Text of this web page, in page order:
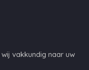
vakkundig naar uw